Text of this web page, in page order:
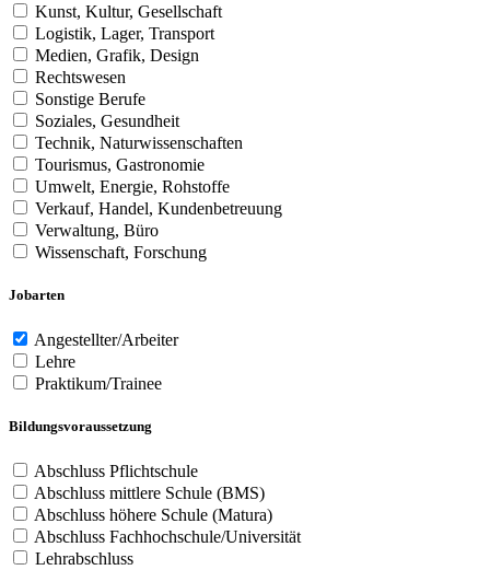
Kunst, Kultur, Gesellschaft
Logistik, Lager, Transport
Medien, Grafik, Design
Rechtswesen
Sonstige Berufe
Soziales, Gesundheit
Technik, Naturwissenschaften
Tourismus, Gastronomie
Umwelt, Energie, Rohstoffe
Verkauf, Handel, Kundenbetreuung
Verwaltung, Büro
Wissenschaft, Forschung
Jobarten
Angestellter/Arbeiter
Lehre
Praktikum/Trainee
Bildungsvoraussetzung
Abschluss Pflichtschule
Abschluss mittlere Schule (BMS)
Abschluss höhere Schule (Matura)
Abschluss Fachhochschule/Universität
Lehrabschluss